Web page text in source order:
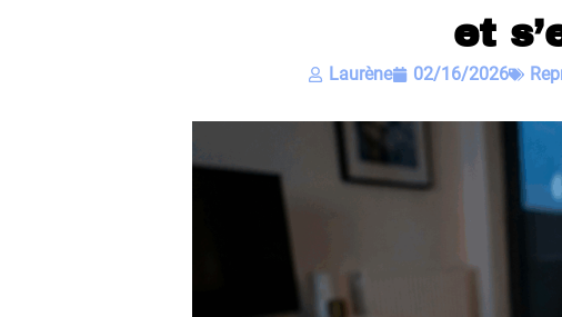
et
Laurène 02/16/2026